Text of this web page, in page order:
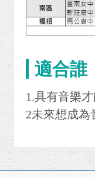
適合誰
1.具有音樂才
2未來想成為